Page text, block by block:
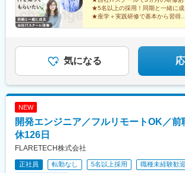
★5名以上の採用！同期と一緒に
★座学＋実践研修で基本から習得
気になる
NEW
開発エンジニア／フルリモートOK／前
休126日
FLARETECH株式会社
正社員 転勤なし 5名以上採用
職種未経験歓迎